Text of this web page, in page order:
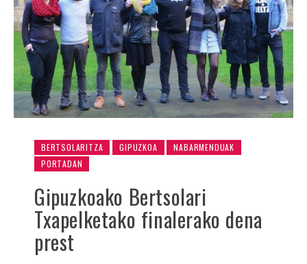
BERTSOLARITZA GIPUZKOA
NABARMENDUAK
PORTADAN
Gipuzkoako Bertsolari
Txapelketako finalerako dena
prest